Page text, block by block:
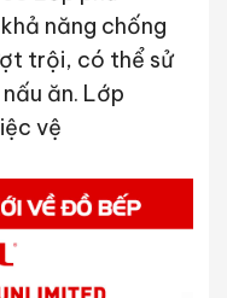
năng chống
trội, có thể sử
ăn. Lớp
vệ